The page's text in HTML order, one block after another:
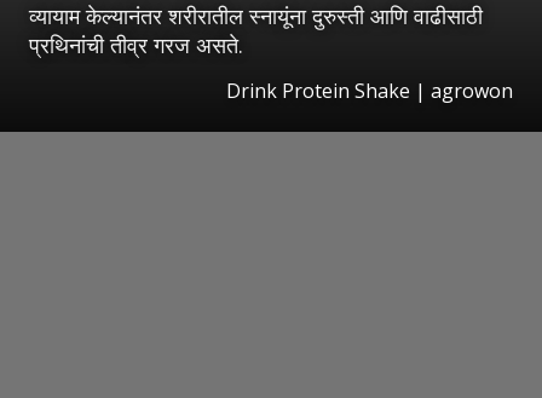
व्यायाम केल्यानंतर शरीरातील स्नायूंना दुरुस्ती आणि वाढीसाठी
प्रथिनांची तीव्र गरज असते.
Drink Protein Shake | agrowon